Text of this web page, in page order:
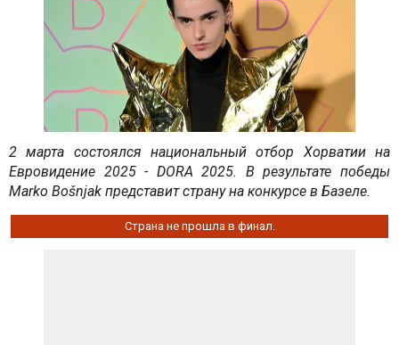
2 марта состоялся национальный отбор Хорватии на
Евровидение 2025 - DORA 2025. В результате победы
Marko Bošnjak представит страну на конкурсе в Базеле.
Страна не прошла в финал.